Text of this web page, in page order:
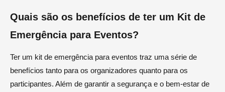
Quais são os benefícios de ter um Kit de
Emergência para Eventos?
Ter um kit de emergência para eventos traz uma série de
benefícios tanto para os organizadores quanto para os
participantes. Além de garantir a segurança e o bem-estar de